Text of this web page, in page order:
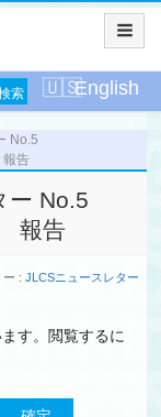
English
No.5
告
ー No.5
報告
ー :JLCSニュースレター
す。閲覧するに